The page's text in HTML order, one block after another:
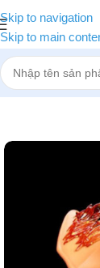
Skip to navigation
Skip to main
Trang chủ»Cửa